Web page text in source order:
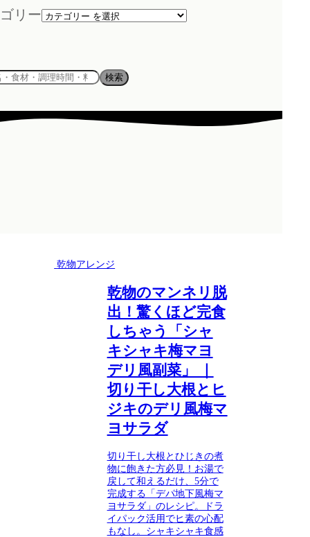
リー
検索
乾物アレンジ
乾物のマンネリ脱
出！驚くほど完食
しちゃう「シャ
キシャキ梅マヨ
デリ風副菜」 ｜
切り干し大根とヒ
ジキのデリ風梅マ
ヨサラダ
切り干し大根とひじきの煮
物に飽きた方必見！お湯で
戻して和えるだけ、5分で
完成する「デパ地下風梅マ
ヨサラダ」のレシピ。ドラ
イパック活用でヒ素の心配
もなし。シャキシャキ食感